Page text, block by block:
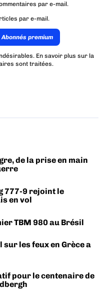
par e-mail.
par e-mail.
premium
En savoir plus sur la
sont traitées.
de la prise en main
777-9 rejoint le
en vol
TBM 980 au Brésil
sur les feux en Grèce a
pour le centenaire de